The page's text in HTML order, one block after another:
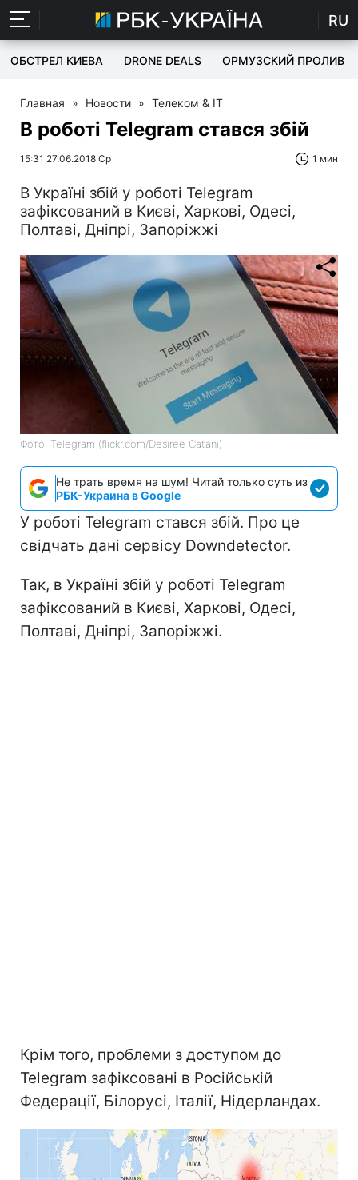
RU
ОБСТРЕЛ КИЕВА DRONE DEALS ОРМУЗСКИЙ ПРОЛИВ
Главная » Новости » Телеком & IT
В роботі Telegram стався збій
15:31 27.06.2018 Ср 1 мин
В Україні збій у роботі Telegram
зафіксований в Києві, Харкові, Одесі,
Полтаві, Дніпрі, Запоріжжі
Фото: Telegram (flickr.com/Desiree Catani)
Не трать время на шум! Читай только суть из
РБК-Украина в Google
У роботі Telegram стався збій. Про це
свідчать дані сервісу Downdetector.
Так, в Україні збій у роботі Telegram
зафіксований в Києві, Харкові, Одесі,
Полтаві, Дніпрі, Запоріжжі.
Крім того, проблеми з доступом до
Telegram зафіксовані в Російській
Федерації, Білорусі, Італії, Нідерландах.